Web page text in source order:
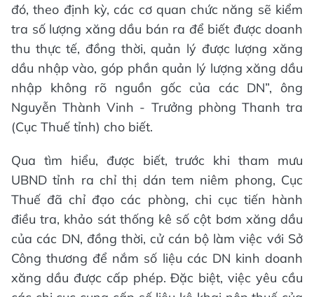
đó, theo định kỳ, các cơ quan chức năng sẽ kiểm
tra số lượng xăng dầu bán ra để biết được doanh
thu thực tế, đồng thời, quản lý được lượng xăng
dầu nhập vào, góp phần quản lý lượng xăng dầu
nhập không rõ nguồn gốc của các DN”, ông
Nguyễn Thành Vinh - Trưởng phòng Thanh tra
(Cục Thuế tỉnh) cho biết.
Qua tìm hiểu, được biết, trước khi tham mưu
UBND tỉnh ra chỉ thị dán tem niêm phong, Cục
Thuế đã chỉ đạo các phòng, chi cục tiến hành
điều tra, khảo sát thống kê số cột bơm xăng dầu
của các DN, đồng thời, cử cán bộ làm việc với Sở
Công thương để nắm số liệu các DN kinh doanh
xăng dầu được cấp phép. Đặc biệt, việc yêu cầu